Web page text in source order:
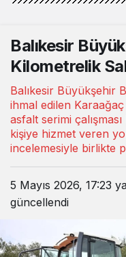
Balıkesir
Kilometrelik
Balıkesir Büyükşehir
ihmal edilen
asfalt serimi
kişiye hizmet veren
incelemesiyle birlikte
5 Mayıs 2026, 17:23
güncellendi